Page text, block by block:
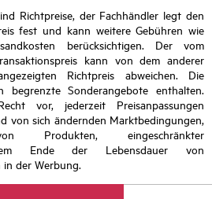
Richtpreise, der Fachhändler legt den
fest und kann weitere Gebühren wie
berücksichtigen. Der vom
kann von dem anderer
Richtpreis abweichen. Die
begrenzte Sonderangebote enthalten.
vor, jederzeit Preisanpassungen
von sich ändernden Marktbedingungen,
Produkten, eingeschränkter
Ende der Lebensdauer von
der Werbung.